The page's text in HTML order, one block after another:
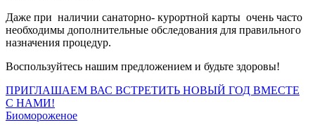
Даже при наличии санаторно- курортной карты очень часто
необходимы дополнительные обследования для правильного
назначения процедур.
Воспользуйтесь нашим предложением и будьте здоровы!
ПРИГЛАШАЕМ ВАС ВСТРЕТИТЬ НОВЫЙ ГОД ВМЕСТЕ
С НАМИ!
Биомороженое